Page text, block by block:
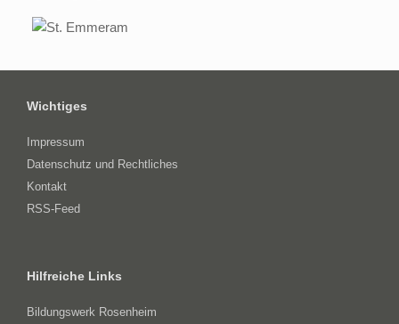
Wichtiges
Impressum
Datenschutz und Rechtliches
Kontakt
RSS-Feed
Hilfreiche Links
Bildungswerk Rosenheim